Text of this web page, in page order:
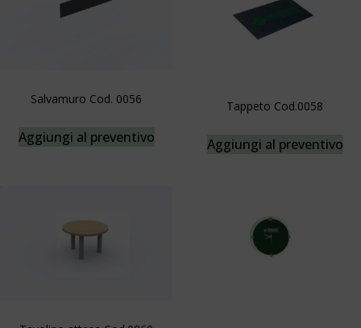
Salvamuro Cod. 0056
Aggiungi al preventivo
Tappeto Cod.0058
Aggiungi al preventivo